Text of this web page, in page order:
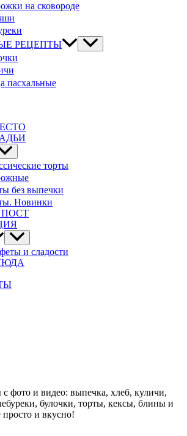
на сковороде
РЕЦЕПТЫ
пасхальные
торты
без выпечки
Новинки
ПОСТ
и сладости
фото и видео: выпечка, хлеб, куличи,
булочки, торты, кексы, блины и
просто и вкусно!